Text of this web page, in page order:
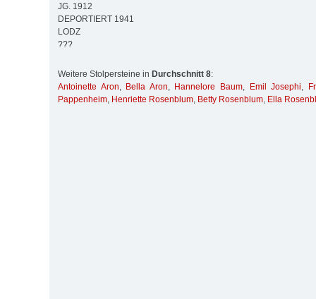
JG. 1912
DEPORTIERT 1941
LODZ
???
Weitere Stolpersteine in Durchschnitt 8:
Antoinette Aron, Bella Aron, Hannelore Baum, Emil Josephi,
Pappenheim, Henriette Rosenblum, Betty Rosenblum, Ella